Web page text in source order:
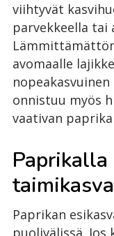
viihtyvät
parvekkeella tai
avomaalle
nopeakasvuinen
onnistuu myös
vaativan
Paprikalla
Paprikan
puolivälissä.